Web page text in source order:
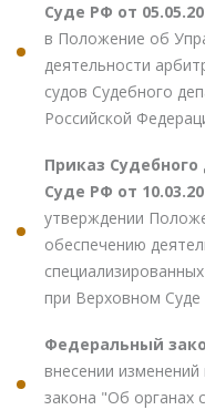
Суде РФ от
в Положение об
деятельности
судов Судебного
Российской
Приказ
Суде РФ от
утверждении
обеспечению
при Верховном
Федеральный
внесении
закона "Об органах